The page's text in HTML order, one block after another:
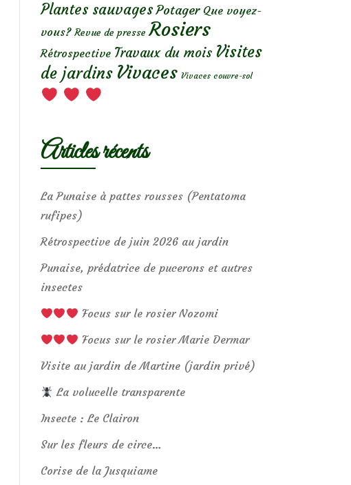
Plantes sauvages Potager Que voyez-
vous? Revue de presse Rosiers
Rétrospective Travaux du mois Visites
de jardins Vivaces Vivaces couvre-sol
Articles récents
La Punaise à pattes rousses (Pentatoma
rufipes)
Rétrospective de juin 2026 au jardin
Punaise, prédatrice de pucerons et autres
insectes
Focus sur le rosier Nozomi
Focus sur le rosier Marie Dermar
Visite au jardin de Martine (jardin privé)
La volucelle transparente
Insecte : Le Clairon
Sur les fleurs de circe…
Corise de la Jusquiame